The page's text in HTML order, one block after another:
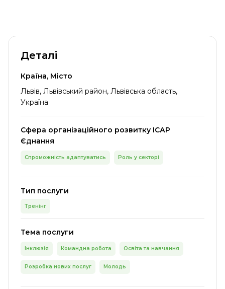
Деталі
Країна, Місто
Львів, Львівський район, Львівська область,
Україна
Сфера організаційного розвитку ІСАР
Єднання
Спроможність адаптуватись Роль у секторі
Тип послуги
Тренінг
Тема послуги
Інклюзія Командна робота Освіта та навчання
Розробка нових послуг Молодь